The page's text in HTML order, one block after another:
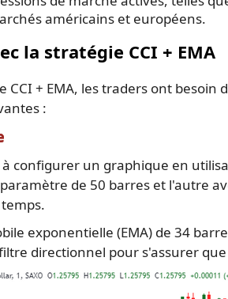
américains et européens.
la stratégie CCI + EMA
CCI + EMA, les traders ont
:
configurer un graphique en
de 50 barres et l'autre
exponentielle (EMA) de 34
directionnel pour s'assurer